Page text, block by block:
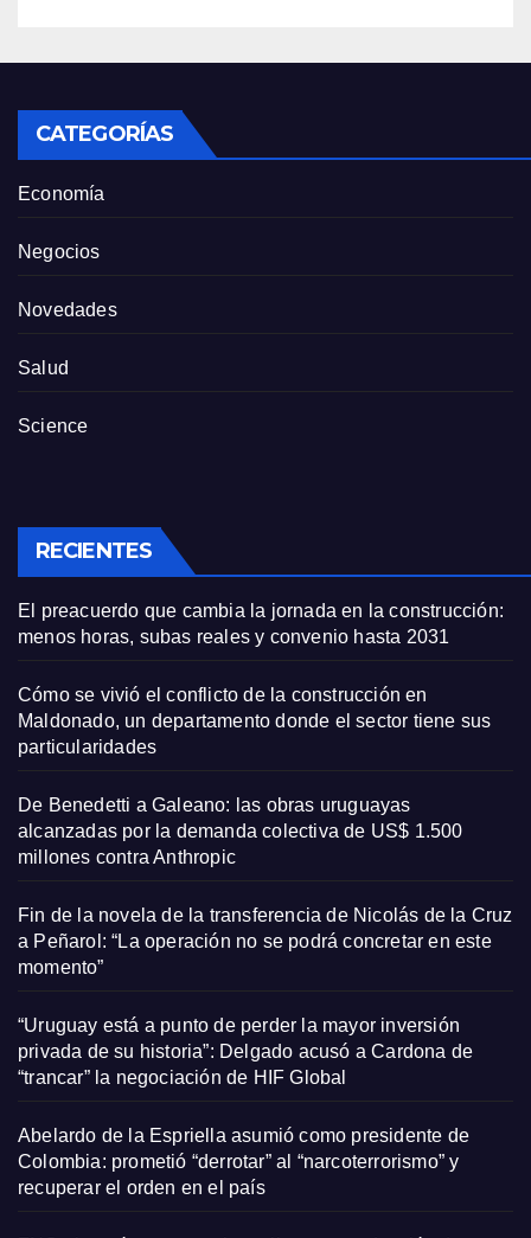
CATEGORÍAS
Economía
Negocios
Novedades
Salud
Science
RECIENTES
El preacuerdo que cambia la jornada en la construcción:
menos horas, subas reales y convenio hasta 2031
Cómo se vivió el conflicto de la construcción en
Maldonado, un departamento donde el sector tiene sus
particularidades
De Benedetti a Galeano: las obras uruguayas
alcanzadas por la demanda colectiva de US$ 1.500
millones contra Anthropic
Fin de la novela de la transferencia de Nicolás de la Cruz
a Peñarol: “La operación no se podrá concretar en este
momento”
“Uruguay está a punto de perder la mayor inversión
privada de su historia”: Delgado acusó a Cardona de
“trancar” la negociación de HIF Global
Abelardo de la Espriella asumió como presidente de
Colombia: prometió “derrotar” al “narcoterrorismo” y
recuperar el orden en el país